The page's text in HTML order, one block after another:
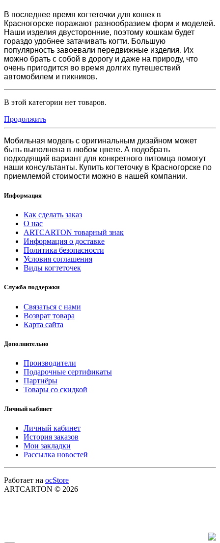
В последнее время когтеточки для кошек в
Красногорске поражают разнообразием форм и моделей.
Наши изделия двусторонние, поэтому кошкам будет
гораздо удобнее затачивать когти. Большую
популярность завоевали передвижные изделия. Их
можно брать с собой в дорогу и даже на природу, что
очень пригодится во время долгих путешествий
автомобилем и пикников.
В этой категории нет товаров.
Продолжить
Мобильная модель с оригинальным дизайном может
быть выполнена в любом цвете. А подобрать
подходящий вариант для конкретного питомца помогут
наши консультанты. Купить когтеточку в Красногорске по
приемлемой стоимости можно в нашей компании.
Информация
Как сделать заказ
О нас
ARTCARTON товарный знак
Информация о доставке
Политика безопасности
Условия соглашения
Виды когтеточек
Служба поддержки
Связаться с нами
Возврат товара
Карта сайта
Дополнительно
Производители
Подарочные сертификаты
Партнёры
Товары со скидкой
Личный кабинет
Личный кабинет
История заказов
Мои закладки
Рассылка новостей
Работает на ocStore
ARTCARTON © 2026